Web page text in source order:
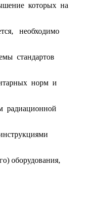
которых на
необходимо
стандартов
норм и
радиационной
оборудования,